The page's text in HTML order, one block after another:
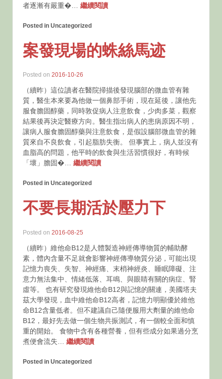
者逐漸有嚴重�… 繼續閱讀
Posted in Uncategorized
案發現場的蛛絲馬迹
Posted on 2016-10-26
（續昨）這位讀者在醫院掃描後發現腦部的微血管有雜
質，醫生本來要為他做一個鼻部手術，現在延後，讓他先
服食膽固醇藥，同時敦促病人注意飲食，少肉多菜，觀察
結果後再決定醫療方向。醫生指出病人的患病原因不明，
讓病人服食膽固醇藥與注意飲食，是假設腦部微血管的雜
質來自不良飲食，引起脂肪失衡。 但事實上，病人並沒有
血脂高的問題，他平時的飲食與生活習慣很好，有時候
「壞」膽固�… 繼續閱讀
Posted in Uncategorized
不要長期活於壓力下
Posted on 2016-08-25
（續昨）維他命B12是人體製造神經傳導物質的輔助酵
素，體內含量不足就會影響神經傳導物質分泌，可能出現
記憶力喪失、失智、神經痛、末梢神經炎、睡眠障礙、注
意力無法集中、情緒低落、耳鳴、與眼睛有關的病症、腎
虛等。 也有研究發現維他命B12與記憶的關連，美國塔夫
茲大學發現，血中維他命B12高者，記憶力明顯優於維他
命B12含量低者。但不建議自己隨便服用大劑量的維他命
B12，最好先去做一個生物共振測試，有一個較全面和慎
重的開始。 食物中含有各種營養，但有些成分如果過分烹
煮便會流失… 繼續閱讀
Posted in Uncategorized